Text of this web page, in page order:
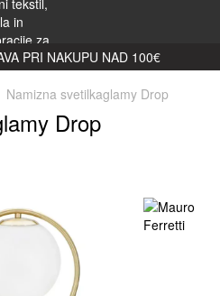
PRI NAKUPU NAD 100€
Namizna svetilkaglamy Drop
Drop